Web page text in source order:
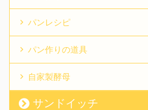
パンレシピ
パン作りの道具
自家製酵母
サンドイッチ